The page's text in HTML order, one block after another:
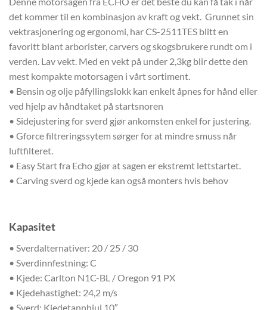
det kommer til en kombinasjon av kraft og vekt. Grunnet sin
vektrasjonering og ergonomi, har CS-2511TES blitt en
favoritt blant arborister, carvers og skogsbrukere rundt om i
verden. Lav vekt. Med en vekt på under 2,3kg blir dette den
mest kompakte motorsagen i vårt sortiment.
• Bensin og olje påfyllingslokk kan enkelt åpnes for hånd eller
ved hjelp av håndtaket på startsnoren
• Sidejustering for sverd gjør ankomsten enkel for justering.
• Gforce filtreringssytem sørger for at mindre smuss når
luftfilteret.
• Easy Start fra Echo gjør at sagen er ekstremt lettstartet.
• Carving sverd og kjede kan også monters hvis behov
Kapasitet
• Sverdalternativer: 20 / 25 / 30
• Sverdinnfestning: C
• Kjede: Carlton N1C-BL / Oregon 91 PX
• Kjedehastighet: 24,2 m/s
• Sverd: Kjedetannhjul 10″